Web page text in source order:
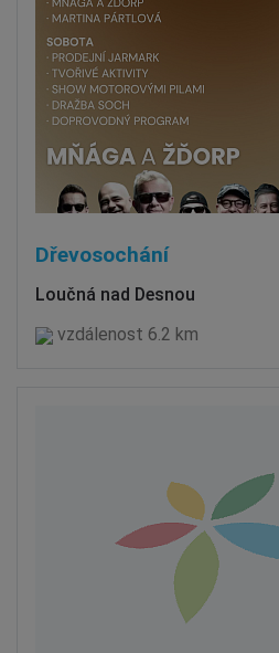
Dřevosochání
Loučná nad Desnou
vzdálenost 6.2 km